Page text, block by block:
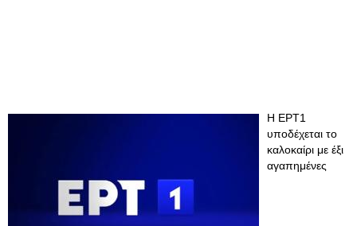
Η ΕΡΤ1
υποδέχεται το
καλοκαίρι με έξι
αγαπημένες